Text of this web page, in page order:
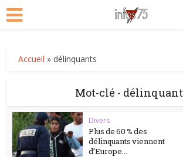
Accueil » délinquants
Mot-clé -
Divers
Plus de 60 % des
délinquants viennent
d’Europe...